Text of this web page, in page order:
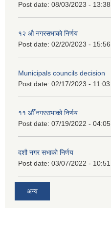
Post date: 08/03/2023 - 13:38
१२ औ नगरसभाको निर्णय
Post date: 02/20/2023 - 15:56
Municipals councils decision
Post date: 02/17/2023 - 11:03
११ ‌औँ नगरसभाको निर्णय
Post date: 07/19/2022 - 04:05
दशौ नगर सभाको निर्णय
Post date: 03/07/2022 - 10:51
अन्य